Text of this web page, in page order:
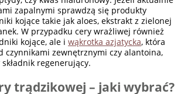
zapalnymi sprawdzą się produkty
kojące takie jak aloes, ekstrakt z zielonej
W przypadku cery wrażliwej również
kojące, ale i wąkrotka azjatycka, która
czynnikami zewnętrznymi czy alantoina,
regenerujący.
trądzikowej – jaki wybrać?